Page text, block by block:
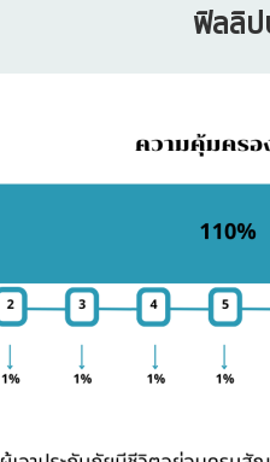
ฟิลลิป